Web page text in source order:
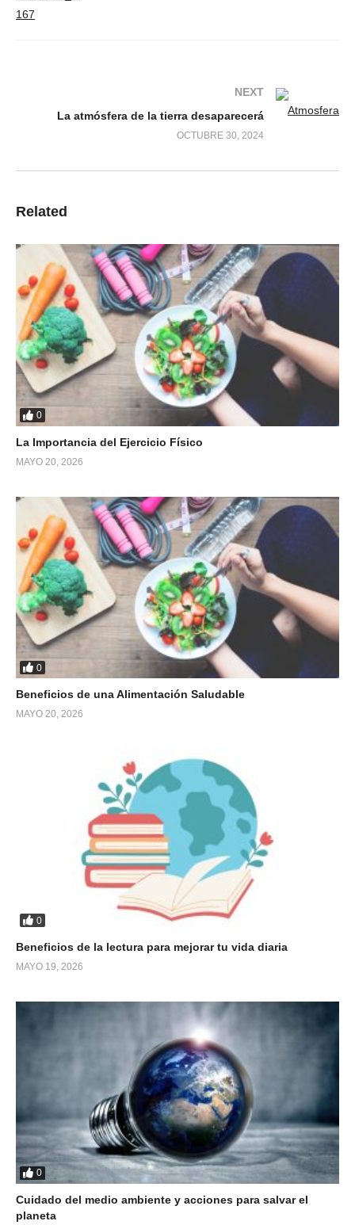
NEXT
La atmósfera de la tierra desaparecerá
OCTUBRE 30, 2024
Related
0
La Importancia del Ejercicio Físico
MAYO 20, 2026
0
Beneficios de una Alimentación Saludable
MAYO 20, 2026
0
Beneficios de la lectura para mejorar tu vida diaria
MAYO 19, 2026
0
Cuidado del medio ambiente y acciones para salvar el
planeta